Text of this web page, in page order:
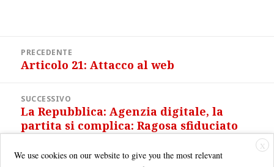
articoliPRECEDENTE
Articolo
Articolo 21: Attacco al web
SUCCESSIVO
Articolo
successivo:
La Repubblica: Agenzia digitale, la
partita si complica: Ragosa sfiduciato
X
We use cookies on our website to give you the most relevant